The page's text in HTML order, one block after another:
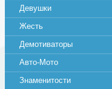
Девушки
Жесть
Демотиваторы
Авто-Мото
Знаменитости